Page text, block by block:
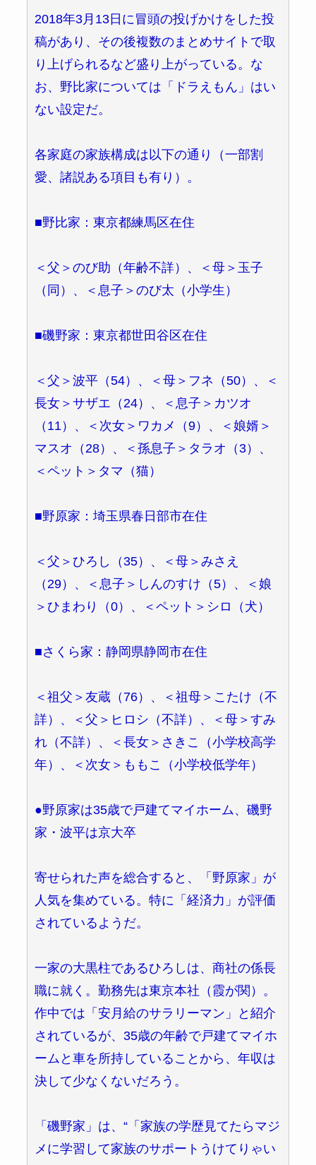
2018年3月13日に冒頭の投げかけをした投
稿があり、その後複数のまとめサイトで取
り上げられるなど盛り上がっている。な
お、野比家については「ドラえもん」はい
ない設定だ。
各家庭の家族構成は以下の通り（一部割
愛、諸説ある項目も有り）。
■野比家：東京都練馬区在住
＜父＞のび助（年齢不詳）、＜母＞玉子
（同）、＜息子＞のび太（小学生）
■磯野家：東京都世田谷区在住
＜父＞波平（54）、＜母＞フネ（50）、＜
長女＞サザエ（24）、＜息子＞カツオ
（11）、＜次女＞ワカメ（9）、＜娘婿＞
マスオ（28）、＜孫息子＞タラオ（3）、
＜ペット＞タマ（猫）
■野原家：埼玉県春日部市在住
＜父＞ひろし（35）、＜母＞みさえ
（29）、＜息子＞しんのすけ（5）、＜娘
＞ひまわり（0）、＜ペット＞シロ（犬）
■さくら家：静岡県静岡市在住
＜祖父＞友蔵（76）、＜祖母＞こたけ（不
詳）、＜父＞ヒロシ（不詳）、＜母＞すみ
れ（不詳）、＜長女＞さきこ（小学校高学
年）、＜次女＞ももこ（小学校低学年）
●野原家は35歳で戸建てマイホーム、磯野
家・波平は京大卒
寄せられた声を総合すると、「野原家」が
人気を集めている。特に「経済力」が評価
されているようだ。
一家の大黒柱であるひろしは、商社の係長
職に就く。勤務先は東京本社（霞が関）。
作中では「安月給のサラリーマン」と紹介
されているが、35歳の年齢で戸建てマイホ
ームと車を所持していることから、年収は
決して少なくないだろう。
「磯野家」は、“「家族の学歴見てたらマジ
メに学習して家族のサポートうけてりゃい